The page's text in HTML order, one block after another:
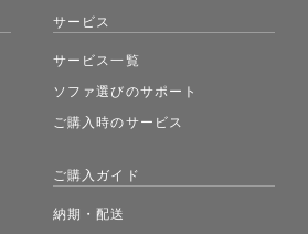
サービス
サービス一覧
ソファ選びのサポート
ご購入時のサービス
ご購入ガイド
納期・配送